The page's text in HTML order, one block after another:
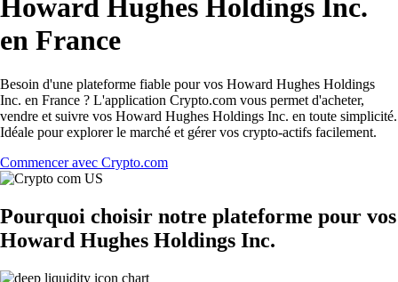
Howard Hughes Holdings Inc.
en France
Besoin d'une plateforme fiable pour vos Howard Hughes Holdings
Inc. en France ? L'application Crypto.com vous permet d'acheter,
vendre et suivre vos Howard Hughes Holdings Inc. en toute simplicité.
Idéale pour explorer le marché et gérer vos crypto-actifs facilement.
Commencer avec Crypto.com
Pourquoi choisir notre plateforme pour vos
Howard Hughes Holdings Inc.